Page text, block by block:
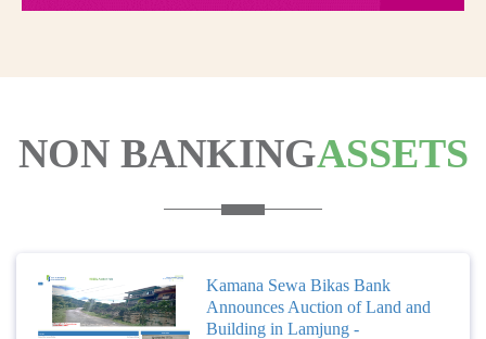
NON BANKINGASSETS
Kamana Sewa Bikas Bank
Announces Auction of Land and
Building in Lamjung -